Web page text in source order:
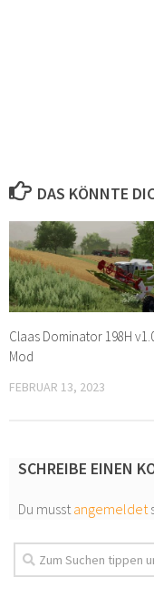
DAS KÖNNTE
Claas Dominator 198H
Mod
FEBRUAR 13, 2023
SCHREIBE EINEN
Du musstangemeldet